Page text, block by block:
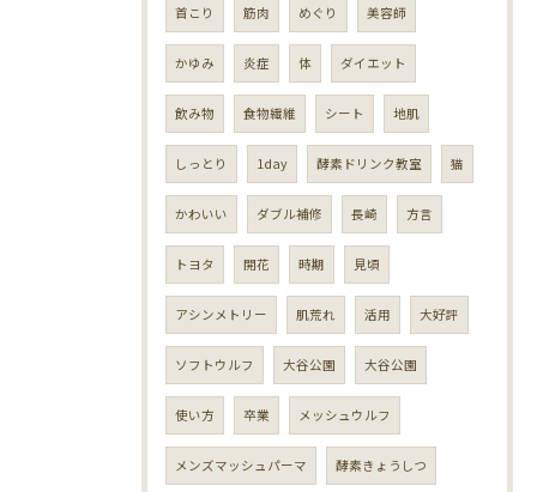
首こり 筋肉 めぐり 美容師
かゆみ 炎症 体 ダイエット
飲み物 食物繊維 シート 地肌
しっとり 1day 酵素ドリンク教室 猫
かわいい ダブル補修 長崎 方言
トヨタ 開花 時期 見頃
アシンメトリー 肌荒れ 活用 大好評
ソフトウルフ 大谷公園 大谷公園
使い方 卒業 メッシュウルフ
メンズマッシュパーマ 酵素きょうしつ